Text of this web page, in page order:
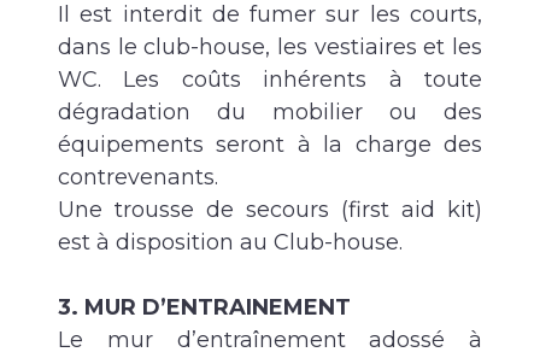
Il est interdit de fumer sur les courts,
dans le club-house, les vestiaires et les
WC. Les coûts inhérents à toute
dégradation du mobilier ou des
équipements seront à la charge des
contrevenants.
Une trousse de secours (first aid kit)
est à disposition au Club-house.
3. MUR D’ENTRAINEMENT
Le mur d’entraînement adossé à